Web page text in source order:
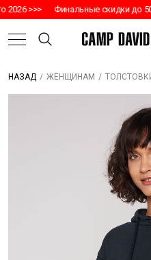
>>> Финальные скидки до
НАЗАД / ЖЕНЩИНАМ /